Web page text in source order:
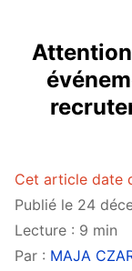
Cet article date
Publié le 24
Lecture : 9 min
Par : MAJA